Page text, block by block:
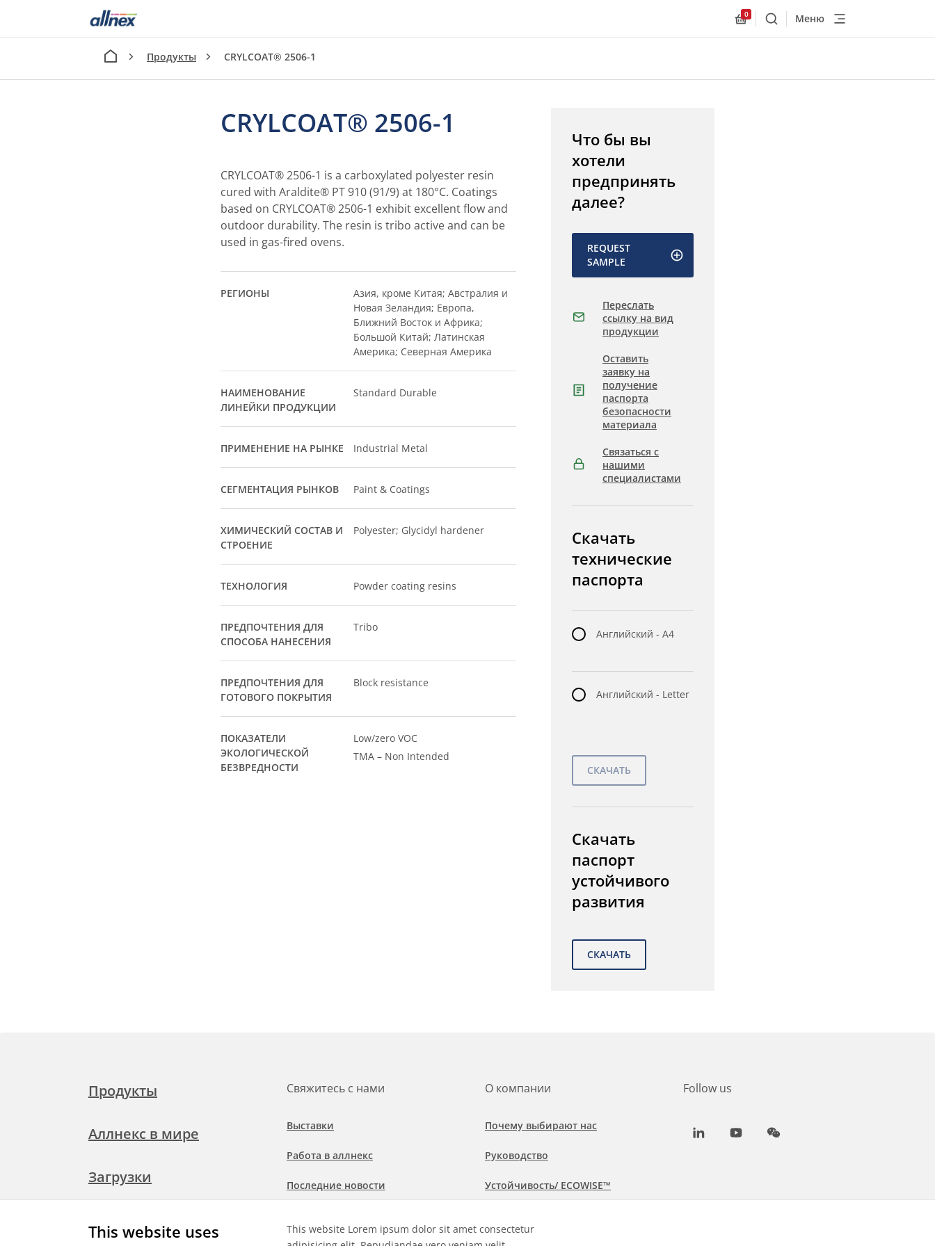
This website uses
This website Lorem ipsum dolor sit amet consectetur
Allnex.GeneralResources.Cart
0
ПоискМеню
Продукты CRYLCOAT® 2506-1
CRYLCOAT® 2506-1
CRYLCOAT® 2506-1 is a carboxylated polyester resin
cured with Araldite® PT 910 (91/9) at 180°C. Coatings
based on CRYLCOAT® 2506-1 exhibit excellent flow and
outdoor durability. The resin is tribo active and can be
used in gas-fired ovens.
РЕГИОНЫ
Азия, кроме Китая; Австралия и
Новая Зеландия; Европа,
Ближний Восток и Африка;
Большой Китай; Латинская
Америка; Северная Америка
НАИМЕНОВАНИЕ
ЛИНЕЙКИ ПРОДУКЦИИ
Standard Durable
ПРИМЕНЕНИЕ НА РЫНКЕ Industrial Metal
СЕГМЕНТАЦИЯ РЫНКОВ Paint & Coatings
ХИМИЧЕСКИЙ СОСТАВ И
СТРОЕНИЕ
Polyester; Glycidyl hardener
ТЕХНОЛОГИЯ Powder coating resins
ПРЕДПОЧТЕНИЯ ДЛЯ
СПОСОБА НАНЕСЕНИЯ
Tribo
ПРЕДПОЧТЕНИЯ ДЛЯ
ГОТОВОГО ПОКРЫТИЯ
Block resistance
ПОКАЗАТЕЛИ
ЭКОЛОГИЧЕСКОЙ
БЕЗВРЕДНОСТИ
Low/zero VOC
TMA – Non Intended
Что бы вы
хотели
предпринять
далее?
REQUEST
SAMPLE
Переслать
ссылку на вид
продукции
Оставить
заявку на
получение
паспорта
безопасности
материала
Связаться с
нашими
специалистами
Скачать
технические
паспорта
Английский - A4
Английский - Letter
Скачать
паспорт
устойчивого
развития
Продукты
Аллнекс в мире
Загрузки
Свяжитесь с нами
Выставки
Работа в аллнекс
Последние новости
применения
О компании
Почему выбирают нас
Руководство
Устойчивость/ ECOWISE™
Follow us
LinkedInYoutubeWeChat